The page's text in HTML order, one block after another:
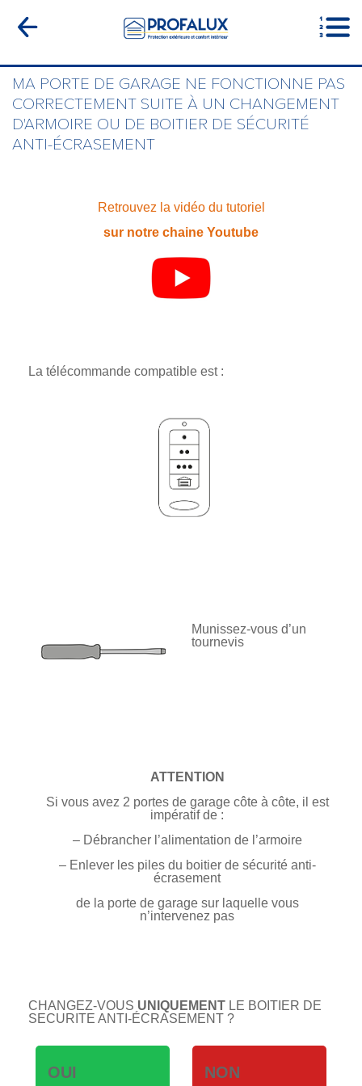
MA PORTE DE GARAGE NE FONCTIONNE PAS
CORRECTEMENT SUITE À UN CHANGEMENT
D'ARMOIRE OU DE BOITIER DE SÉCURITÉ
ANTI-ÉCRASEMENT
Retrouvez la vidéo du tutoriel
sur notre chaine Youtube
La télécommande compatible est :
Munissez-vous d’un
tournevis
ATTENTION
Si vous avez 2 portes de garage côte à côte, il est
impératif de :
– Débrancher l’alimentation de l’armoire
– Enlever les piles du boitier de sécurité anti-
écrasement
de la porte de garage sur laquelle vous
n’intervenez pas
CHANGEZ-VOUS UNIQUEMENT LE BOITIER DE
SECURITE ANTI-ÉCRASEMENT ?
OUI NON